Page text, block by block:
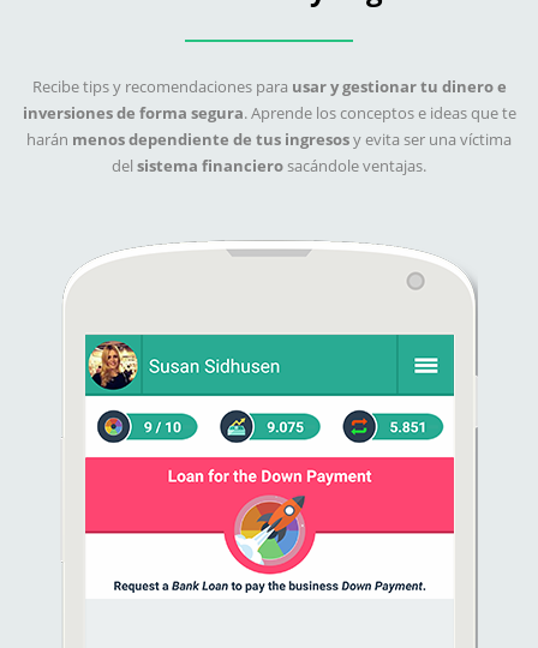
Recibe tips y recomendaciones para usar y gestionar tu dinero e
inversiones de forma segura. Aprende los conceptos e ideas que te
harán menos dependiente de tus ingresosy evita ser una víctima
del sistema financierosacándole ventajas.